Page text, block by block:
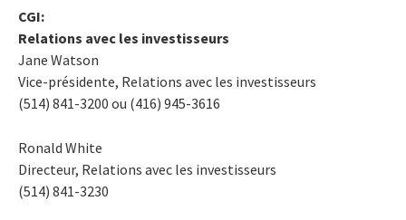
CGI:
Relations avec les investisseurs
Jane Watson
Vice-présidente, Relations avec les investisseurs
(514) 841-3200 ou (416) 945-3616
Ronald White
Directeur, Relations avec les investisseurs
(514) 841-3230